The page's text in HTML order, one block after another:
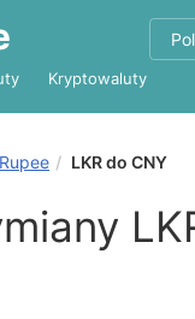
Kryptowaluty
LKR do CNY